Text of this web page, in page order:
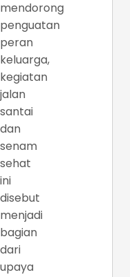
mendorong
penguatan
peran
keluarga,
kegiatan
jalan
santai
dan
senam
sehat
ini
disebut
menjadi
bagian
dari
upaya